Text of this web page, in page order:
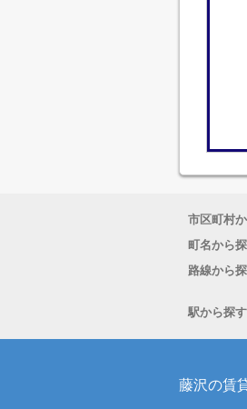
市区町村
町名から
路線から
駅から探す
藤沢の賃